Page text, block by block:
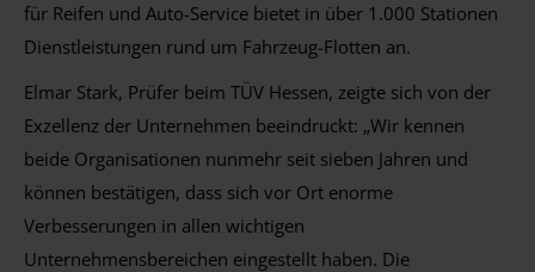
für Reifen und Auto-Service bietet in über 1.000 Stationen
Dienstleistungen rund um Fahrzeug-Flotten an.
Elmar Stark, Prüfer beim TÜV Hessen, zeigte sich von der
Exzellenz der Unternehmen beeindruckt: „Wir kennen
beide Organisationen nunmehr seit sieben Jahren und
können bestätigen, dass sich vor Ort enorme
Verbesserungen in allen wichtigen
Unternehmensbereichen eingestellt haben. Die